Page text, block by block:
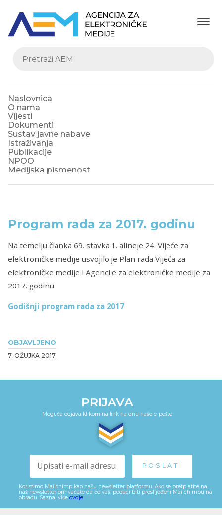
Naslovnica
O nama
Vijesti
Dokumenti
Sustav javne nabave
Istraživanja
Publikacije
NPOO
Medijska pismenost
OBJAVLJENO
7. OŽUJKA 2017.
Program rada za 2017. godinu
Na temelju članka 69. stavka 1. alineje 24. Vijeće za
elektroničke medije usvojilo je Plan rada Vijeća za
elektroničke medije i Agencije za elektroničke medije za
2017. godinu.
Godišnji program rada za 2017
PRIJAVA
Moguća odjava klikom na link na dnu naše e-pošte
Koristimo Mailchimp kao našu newsletter platformu. Ako se pretplatite na
naš newsletter prihvaćate da će vaši podaci biti proslijeđeni Mailchimpu na
obradu. Saznaj više ovdje.